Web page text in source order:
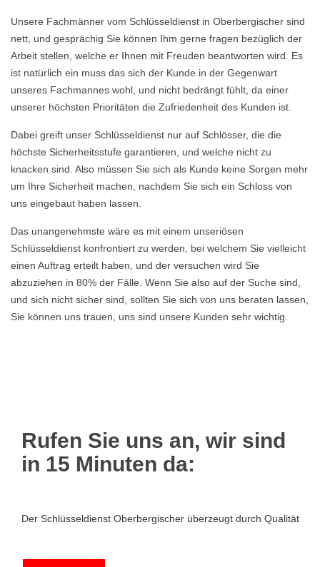
Unsere Fachmänner vom Schlüsseldienst in Oberbergischer sind
nett, und gesprächig Sie können Ihm gerne fragen bezüglich der
Arbeit stellen, welche er Ihnen mit Freuden beantworten wird. Es
ist natürlich ein muss das sich der Kunde in der Gegenwart
unseres Fachmannes wohl, und nicht bedrängt fühlt, da einer
unserer höchsten Prioritäten die Zufriedenheit des Kunden ist.
Dabei greift unser Schlüsseldienst nur auf Schlösser, die die
höchste Sicherheitsstufe garantieren, und welche nicht zu
knacken sind. Also müssen Sie sich als Kunde keine Sorgen mehr
um Ihre Sicherheit machen, nachdem Sie sich ein Schloss von
uns eingebaut haben lassen.
Das unangenehmste wäre es mit einem unseriösen
Schlüsseldienst konfrontiert zu werden, bei welchem Sie vielleicht
einen Auftrag erteilt haben, und der versuchen wird Sie
abzuziehen in 80% der Fälle. Wenn Sie also auf der Suche sind,
und sich nicht sicher sind, sollten Sie sich von uns beraten lassen,
Sie können uns trauen, uns sind unsere Kunden sehr wichtig.
Rufen Sie uns an, wir sind
in 15 Minuten da:
Der Schlüsseldienst Oberbergischer überzeugt durch Qualität